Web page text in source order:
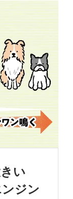
い
ジン